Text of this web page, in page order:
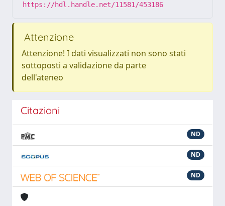
https://hdl.handle.net/11581/453186
Attenzione
Attenzione! I dati visualizzati non sono stati
sottoposti a validazione da parte
dell'ateneo
Citazioni
ND
ND
ND